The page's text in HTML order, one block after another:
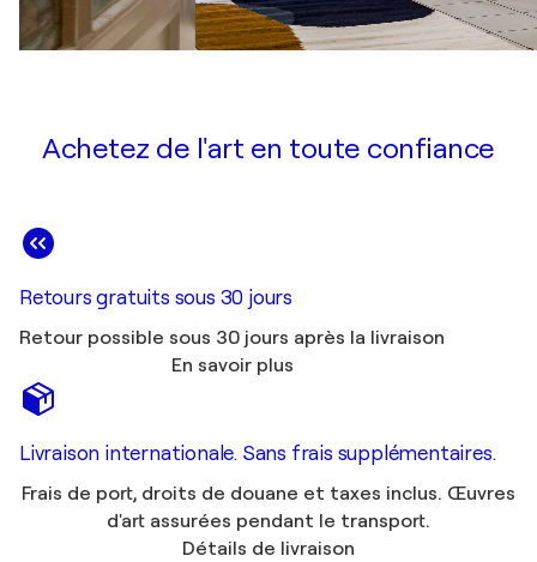
Achetez de l'art en toute confiance
Retours gratuits sous 30 jours
Retour possible sous 30 jours après la livraison
En savoir plus
Livraison internationale. Sans frais supplémentaires.
Frais de port, droits de douane et taxes inclus. Œuvres
d'art assurées pendant le transport.
Détails de livraison